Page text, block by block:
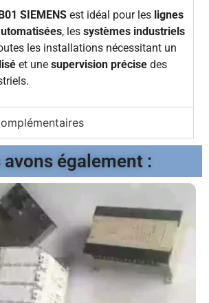
SIEMENS est idéal pour les lignes
, lessystèmes industriels
les installations nécessitant un
et unesupervision précise des
avons également :